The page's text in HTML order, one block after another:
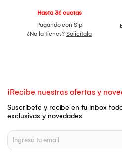
Hasta 36 cuotas
Pagando con Sip
¿No la tienes? Solicítala
¡Recibe nuestras ofertas y
Suscríbete y recibe en tu inbox
exclusivas y novedades